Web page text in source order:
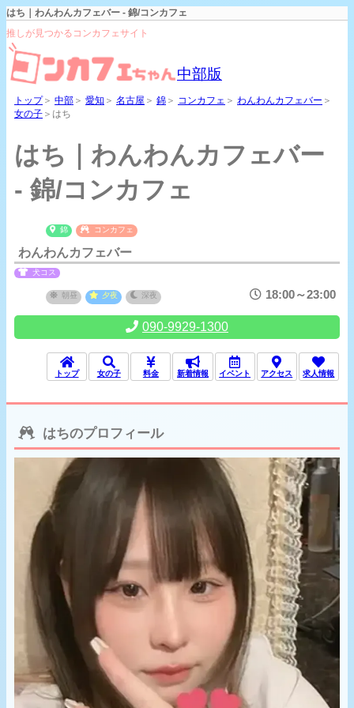
はち｜わんわんカフェバー - 錦/コンカフェ
推しが見つかるコンカフェサイト
中部版
トップ＞ 中部 ＞ 愛知 ＞ 名古屋 ＞ 錦 ＞ コンカフェ ＞ わんわんカフェバー ＞
女の子 ＞はち
はち｜わんわんカフェバー
- 錦/コンカフェ
錦 コンカフェ
わんわんカフェバー
犬コス
朝昼 夕夜 深夜 18:00～23:00
090-9929-1300
トップ 女の子 料金 新着情報 イベント アクセス 求人情報
はちのプロフィール